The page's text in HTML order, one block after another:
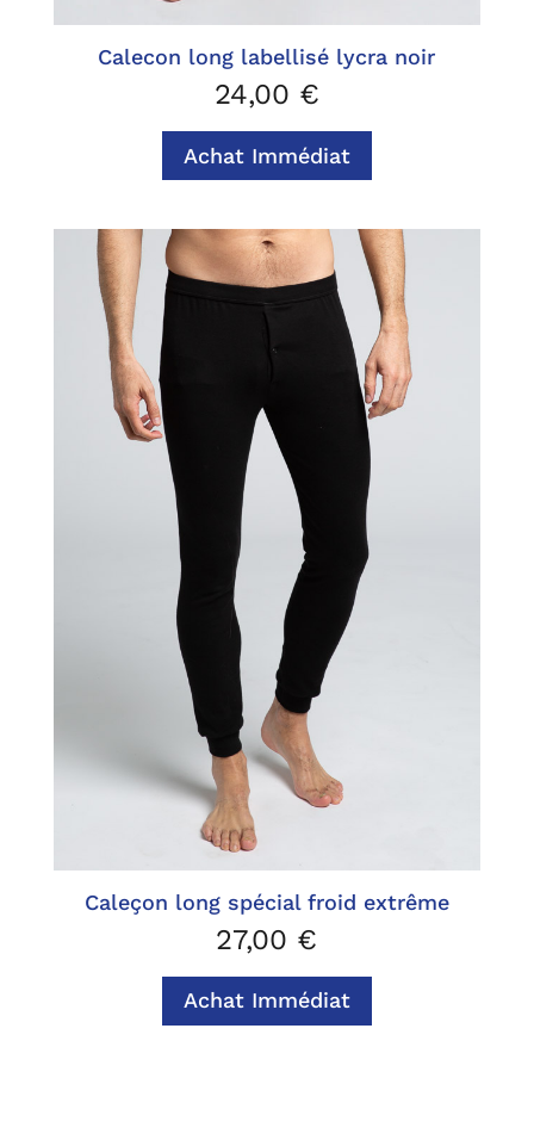
Calecon long labellisé lycra noir
24,00 €
Achat Immédiat
Caleçon long spécial froid extrême
27,00 €
Achat Immédiat